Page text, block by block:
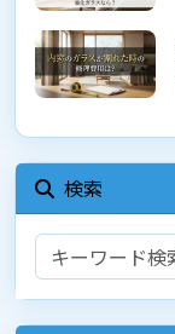
検索